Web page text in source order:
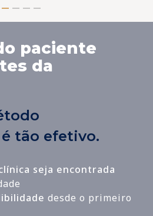
paciente
da
é tão efetivo.
seja encontrada
desde o primeiro